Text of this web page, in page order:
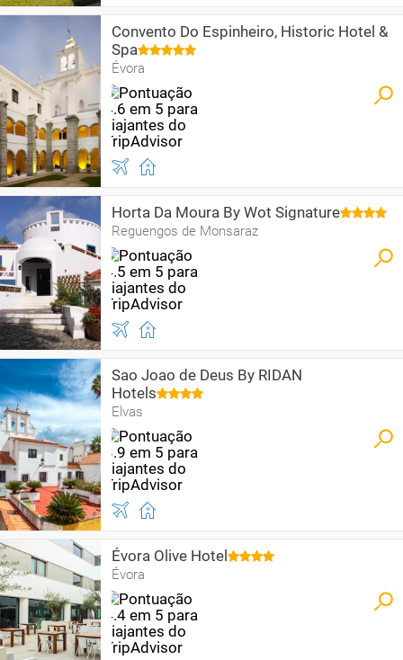
Convento Do Espinheiro, Historic Hotel &
Spa
Évora
Horta Da Moura By Wot Signature
Reguengos de Monsaraz
Sao Joao de Deus By RIDAN
Hotels
Elvas
Évora Olive Hotel
Évora